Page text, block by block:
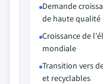
Demande
de haute qualité
Croissance de
mondiale
Transition vers
et recyclables